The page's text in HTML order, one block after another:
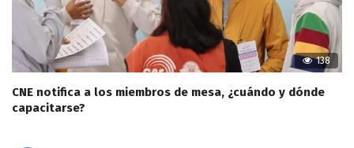
138
CNE notifica a los miembros de mesa, ¿cuándo y dónde
capacitarse?